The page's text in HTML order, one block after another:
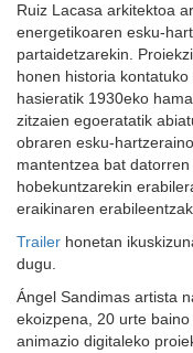
Ruiz Lacasa arkitektoa
energetikoaren esku-
partaidetzarekin.
honen historia
hasieratik 1930eko
zitzaien egoeratatik
obraren esku-
mantentzea bat
hobekuntzarekin
eraikinaren
Trailer honetan
dugu.
Ángel Sandimas artista
ekoizpena, 20 urte
animazio digitaleko